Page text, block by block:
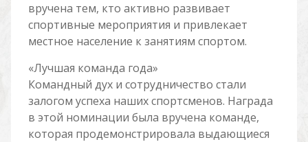
вручена тем, кто активно развивает
спортивные мероприятия и привлекает
местное население к занятиям спортом.
«Лучшая команда года»
Командный дух и сотрудничество стали
залогом успеха наших спортсменов. Награда
в этой номинации была вручена команде,
которая продемонстрировала выдающиеся